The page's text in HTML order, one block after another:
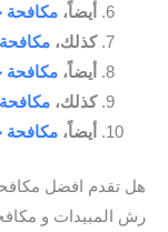
أيضاً،
كذلك،
أيضاً،
كذلك،
أيضاً،
هل تقدم افضل
رش المبيدات و